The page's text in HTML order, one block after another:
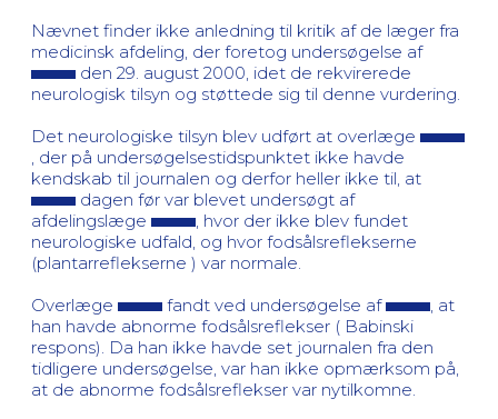
Nævnet finder ikke anledning til kritik af de læger fra
medicinsk afdeling, der foretog undersøgelse af
den 29. august 2000, idet de rekvirerede
neurologisk tilsyn og støttede sig til denne vurdering.
Det neurologiske tilsyn blev udført at overlæge
, der på undersøgelsestidspunktet ikke havde
kendskab til journalen og derfor heller ikke til, at
dagen før var blevet undersøgt af
afdelingslæge
, hvor der ikke blev fundet
neurologiske udfald, og hvor fodsålsreflekserne
(plantarreflekserne ) var normale.
Overlæge
fandt ved undersøgelse af
, at
han havde abnorme fodsålsreflekser ( Babinski
respons). Da han ikke havde set journalen fra den
tidligere undersøgelse, var han ikke opmærksom på,
at de abnorme fodsålsreflekser var nytilkomne.